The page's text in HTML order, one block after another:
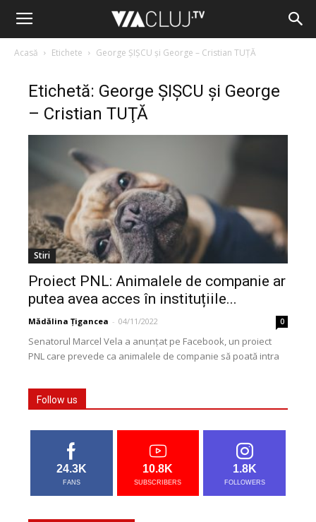
Acasă Etichete George ŞIŞCU şi George – Cristian TUŢĂ
Etichetă: George ŞIŞCU şi George
– Cristian TUŢĂ
Stiri
Proiect PNL: Animalele de companie ar
putea avea acces în instituțiile...
Mădălina Țigancea - 04/11/2022 0
Senatorul Marcel Vela a anunţat pe Facebook, un proiect
PNL care prevede ca animalele de companie să poată intra
Follow us
24.3K
FANS
10.8K
SUBSCRIBERS
1.8K
FOLLOWERS